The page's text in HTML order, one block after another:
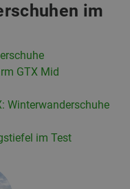
im
GTX Mid
Winterwanderschuhe
im Test